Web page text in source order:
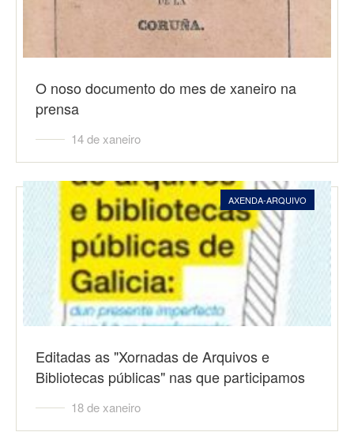
O noso documento do mes de xaneiro na
prensa
14 de xaneiro
AXENDA-ARQUIVO
Editadas as "Xornadas de Arquivos e
Bibliotecas públicas" nas que participamos
18 de xaneiro